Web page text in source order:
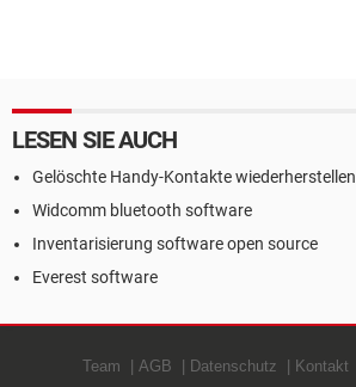
LESEN SIE AUCH
Gelöschte Handy-Kontakte wiederherstellen
Widcomm bluetooth software
Inventarisierung software open source
Everest software
Team AGB Datenschutz Kontakt